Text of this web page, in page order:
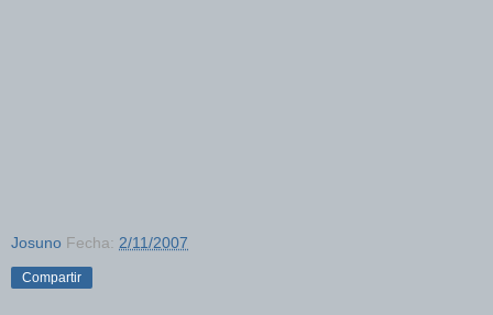
Josuno Fecha: 2/11/2007
Compartir